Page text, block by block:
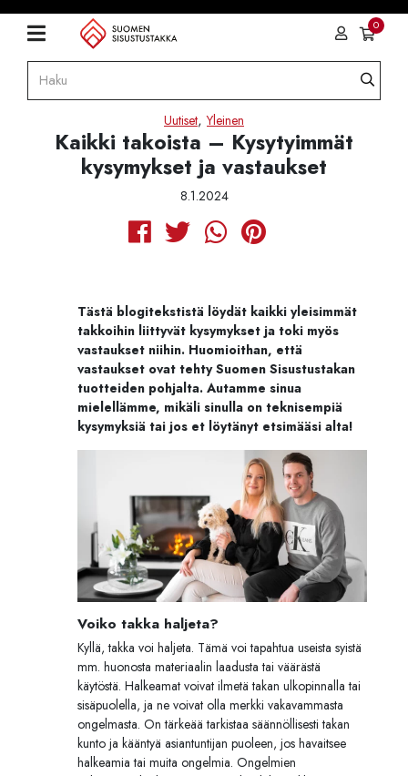
0
Uutiset,Yleinen
Kaikki takoista – Kysytyimmät
kysymykset ja vastaukset
8.1.2024
Tästä blogitekstistä löydät kaikki yleisimmät
takkoihin liittyvät kysymykset ja toki myös
vastaukset niihin. Huomioithan, että
vastaukset ovat tehty Suomen Sisustustakan
tuotteiden pohjalta. Autamme sinua
mielellämme, mikäli sinulla on teknisempiä
kysymyksiä tai jos et löytänyt etsimääsi alta!
Voiko takka haljeta?
Kyllä, takka voi haljeta. Tämä voi tapahtua useista syistä
mm. huonosta materiaalin laadusta tai väärästä
käytöstä. Halkeamat voivat ilmetä takan ulkopinnalla tai
sisäpuolella, ja ne voivat olla merkki vakavammasta
ongelmasta. On tärkeää tarkistaa säännöllisesti takan
kunto ja kääntyä asiantuntijan puoleen, jos havaitsee
halkeamia tai muita ongelmia. Ongelmien